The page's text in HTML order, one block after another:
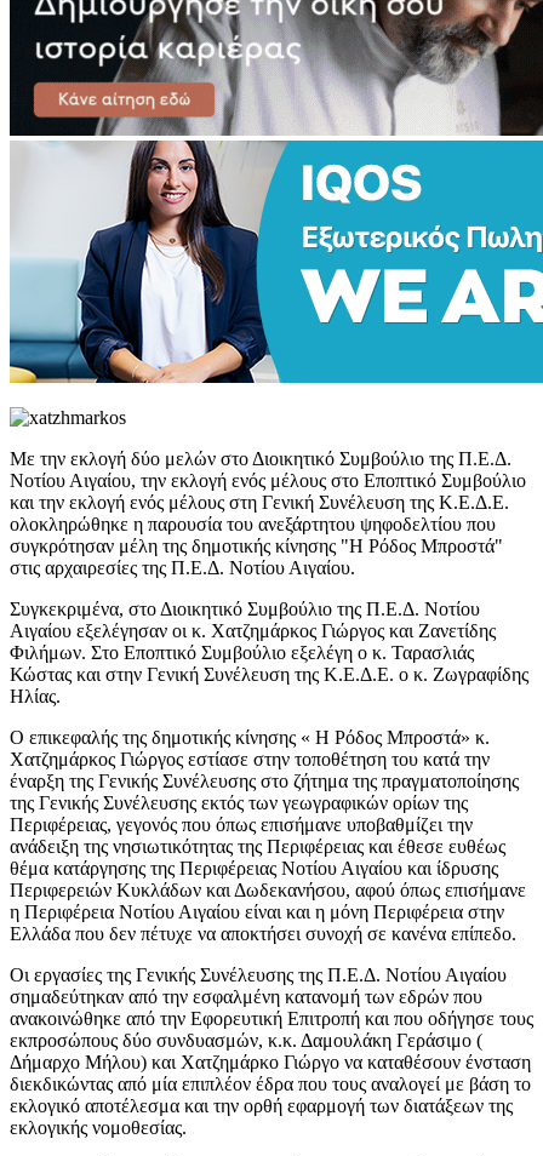
Με την εκλογή δύο μελών στο Διοικητικό Συμβούλιο της Π.Ε.Δ.
Νοτίου Αιγαίου, την εκλογή ενός μέλους στο Εποπτικό Συμβούλιο
και την εκλογή ενός μέλους στη Γενική Συνέλευση της Κ.Ε.Δ.Ε.
ολοκληρώθηκε η παρουσία του ανεξάρτητου ψηφοδελτίου που
συγκρότησαν μέλη της δημοτικής κίνησης "H Ρόδος Μπροστά"
στις αρχαιρεσίες της Π.Ε.Δ. Νοτίου Αιγαίου.
Συγκεκριμένα, στο Διοικητικό Συμβούλιο της Π.Ε.Δ. Νοτίου
Αιγαίου εξελέγησαν οι κ. Χατζημάρκος Γιώργος και Ζανετίδης
Φιλήμων. Στο Εποπτικό Συμβούλιο εξελέγη ο κ. Ταρασλιάς
Κώστας και στην Γενική Συνέλευση της Κ.Ε.Δ.Ε. ο κ. Ζωγραφίδης
Ηλίας.
Ο επικεφαλής της δημοτικής κίνησης « Η Ρόδος Μπροστά» κ.
Χατζημάρκος Γιώργος εστίασε στην τοποθέτηση του κατά την
έναρξη της Γενικής Συνέλευσης στο ζήτημα της πραγματοποίησης
της Γενικής Συνέλευσης εκτός των γεωγραφικών ορίων της
Περιφέρειας, γεγονός που όπως επισήμανε υποβαθμίζει την
ανάδειξη της νησιωτικότητας της Περιφέρειας και έθεσε ευθέως
θέμα κατάργησης της Περιφέρειας Νοτίου Αιγαίου και ίδρυσης
Περιφερειών Κυκλάδων και Δωδεκανήσου, αφού όπως επισήμανε
η Περιφέρεια Νοτίου Αιγαίου είναι και η μόνη Περιφέρεια στην
Ελλάδα που δεν πέτυχε να αποκτήσει συνοχή σε κανένα επίπεδο.
Οι εργασίες της Γενικής Συνέλευσης της Π.Ε.Δ. Νοτίου Αιγαίου
σημαδεύτηκαν από την εσφαλμένη κατανομή των εδρών που
ανακοινώθηκε από την Εφορευτική Επιτροπή και που οδήγησε τους
εκπροσώπους δύο συνδυασμών, κ.κ. Δαμουλάκη Γεράσιμο (
Δήμαρχο Μήλου) και Χατζημάρκο Γιώργο να καταθέσουν ένσταση
διεκδικώντας από μία επιπλέον έδρα που τους αναλογεί με βάση το
εκλογικό αποτέλεσμα και την ορθή εφαρμογή των διατάξεων της
εκλογικής νομοθεσίας.